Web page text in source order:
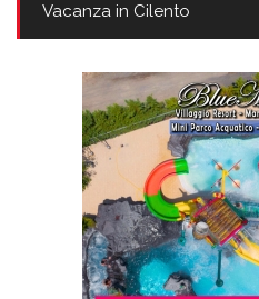
Vacanza in Cilento